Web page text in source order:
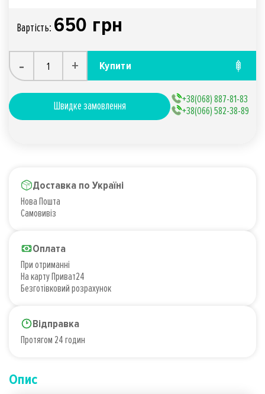
Вартiсть: 650 грн
- + Купити
Швидке замовлення
+38(068) 887-81-83
+38(066) 582-38-89
Доставка по Україні
Нова Пошта
Самовивіз
Оплата
При отриманні
На карту Приват24
Безготівковий розрахунок
Відправка
Протягом 24 годин
Опис